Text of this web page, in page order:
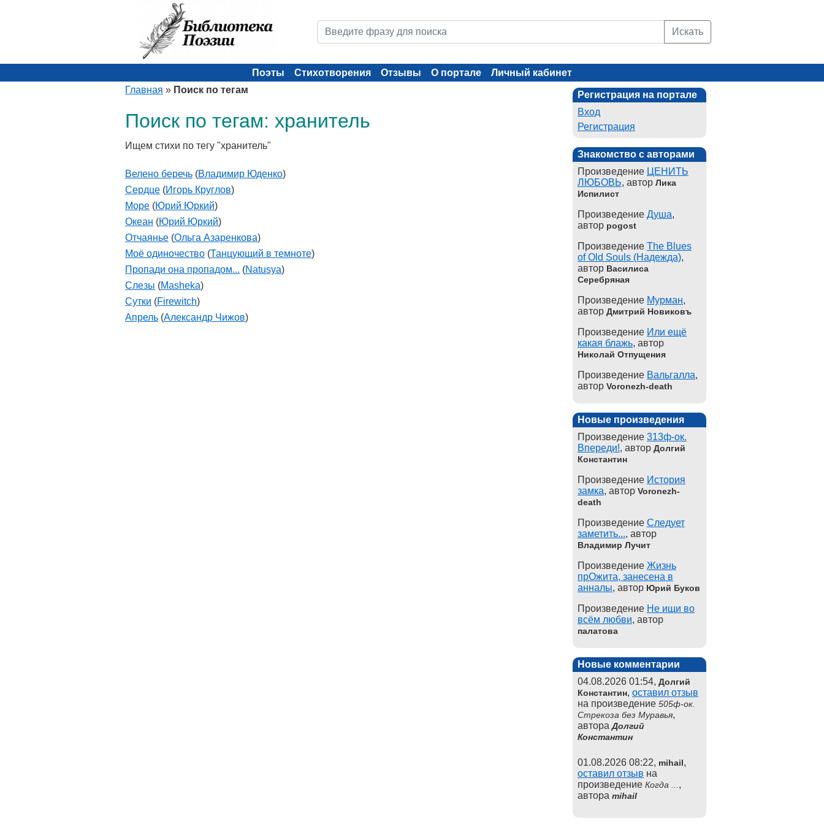
Искать
Поэты Стихотворения Отзывы О портале
Личный кабинет
Главная » Поиск по тегам
Поиск по тегам: хранитель
Ищем стихи по тегу "хранитель"
Велено беречь (Владимир Юденко)
Сердце (Игорь Круглов)
Море (Юрий Юркий)
Океан (Юрий Юркий)
Отчаянье (Ольга Азаренкова)
Моё одиночество (Танцующий в темноте)
Пропади она пропадом... (Natusya)
Слезы (Masheka)
Сутки (Firewitch)
Апрель (Александр Чижов)
Регистрация на портале
Вход
Регистрация
Знакомство с авторами
Произведение ЦЕНИТЬ
ЛЮБОВЬ, автор Лика
Испилист
Произведение Душа,
автор pogost
Произведение The Blues
of Old Souls (Надежда),
автор Василиса
Серебряная
Произведение Мурман,
автор Дмитрий Новиковъ
Произведение Или ещё
какая блажь, автор
Николай Отпущения
Произведение Вальгалла,
автор Voronezh-death
Новые произведения
Произведение 313ф-ок.
Впереди!, автор Долгий
Константин
Произведение История
замка, автор Voronezh-
death
Произведение Следует
заметить..., автор
Владимир Лучит
Произведение Жизнь
прОжита, занесена в
анналы, автор Юрий Буков
Произведение Не ищи во
всём любви, автор
палатова
Новые комментарии
04.08.2026 01:54, Долгий
Константин, оставил отзыв
на произведение 505ф-ок.
Стрекоза без Муравья,
автораДолгий
Константин
01.08.2026 08:22, mihail,
оставил отзыв на
произведение Когда ... ,
автора mihail